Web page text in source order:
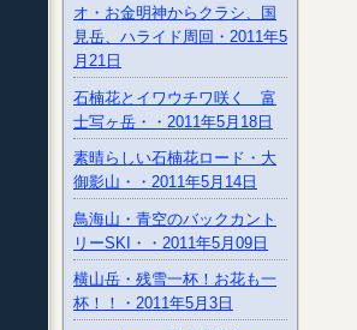
オ・お金明神からクラシ、国
見岳、ハライド周回・2011年5
月21日
石楠花とイワウチワ咲く 富
士写ヶ岳・・2011年5月18日
素晴らしい石楠花ロード・大
御影山・・2011年5月14日
鳥海山・青空のバックカント
リーSKI・・2011年5月09日
横山岳・残雪一杯！お花も一
杯！！・2011年5月3日